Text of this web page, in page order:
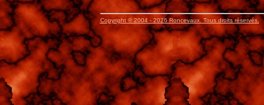
Copyright © 2004 - 2026 Roncevaux. Tous droits réservés.